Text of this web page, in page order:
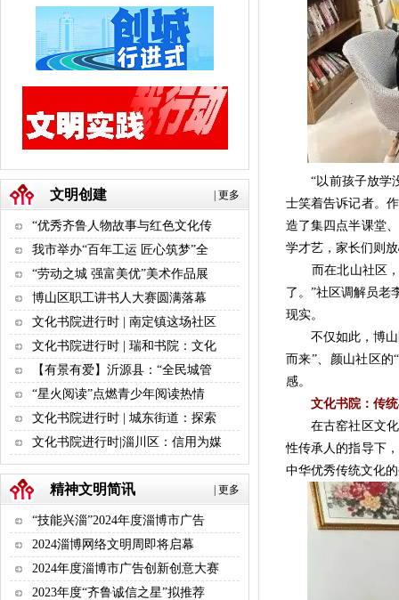
更多
文明创建
“优秀齐鲁人物故事与红色文化传
我市举办“百年工运 匠心筑梦”全
“劳动之城 强富美优”美术作品展
博山区职工讲书人大赛圆满落幕
文化书院进行时 | 南定镇这场社区
文化书院进行时 | 瑞和书院：文化
【有景有爱】沂源县：“全民城管
“星火阅读”点燃青少年阅读热情
文化书院进行时 | 城东街道：探索
文化书院进行时|淄川区：信用为媒
更多
精神文明简讯
“技能兴淄”2024年度淄博市广告
2024淄博网络文明周即将启幕
2024年度淄博市广告创新创意大赛
2023年度“齐鲁诚信之星”拟推荐
“以前孩子放学没
士笑着告诉记者。
造了集四点半课堂
学才艺，家长们则
而在北山社区，“
了。”社区调解员老
现实。
不仅如此，博山区
而来”、颜山社区
感。
文化书院：传
在古窑社区文化
性传承人的指导下
中华优秀传统文化